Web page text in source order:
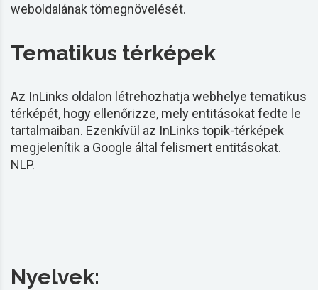
weboldalának tömegnövelését.
Tematikus térképek
Az InLinks oldalon létrehozhatja webhelye tematikus
térképét, hogy ellenőrizze, mely entitásokat fedte le
tartalmaiban. Ezenkívül az InLinks topik-térképek
megjelenítik a Google által felismert entitásokat.
NLP.
Nyelvek: